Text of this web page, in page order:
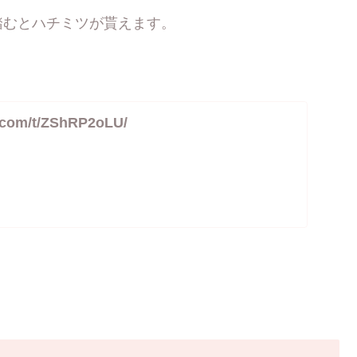
とハチミツが貰えます。
t/ZShRP2oLU/